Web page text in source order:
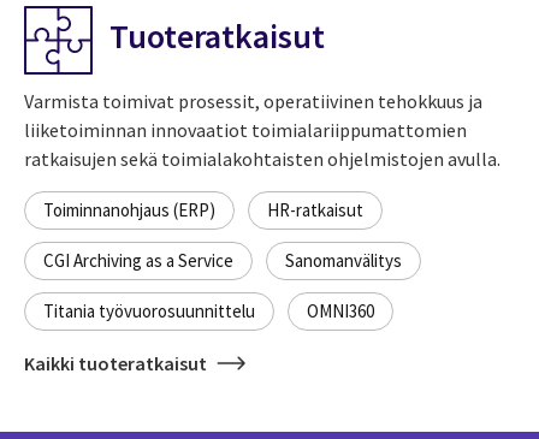
Tuoteratkaisut
Varmista toimivat prosessit, operatiivinen tehokkuus ja
liiketoiminnan innovaatiot toimialariippumattomien
ratkaisujen sekä toimialakohtaisten ohjelmistojen avulla.
Toiminnanohjaus (ERP) HR-ratkaisut
CGI Archiving as a Service Sanomanvälitys
Titania työvuorosuunnittelu OMNI360
Kaikki tuoteratkaisut